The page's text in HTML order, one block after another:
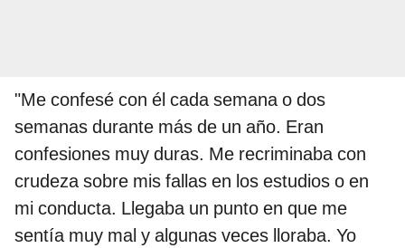
"Me confesé con él cada semana o dos
semanas durante más de un año. Eran
confesiones muy duras. Me recriminaba con
crudeza sobre mis fallas en los estudios o en
mi conducta. Llegaba un punto en que me
sentía muy mal y algunas veces lloraba. Yo